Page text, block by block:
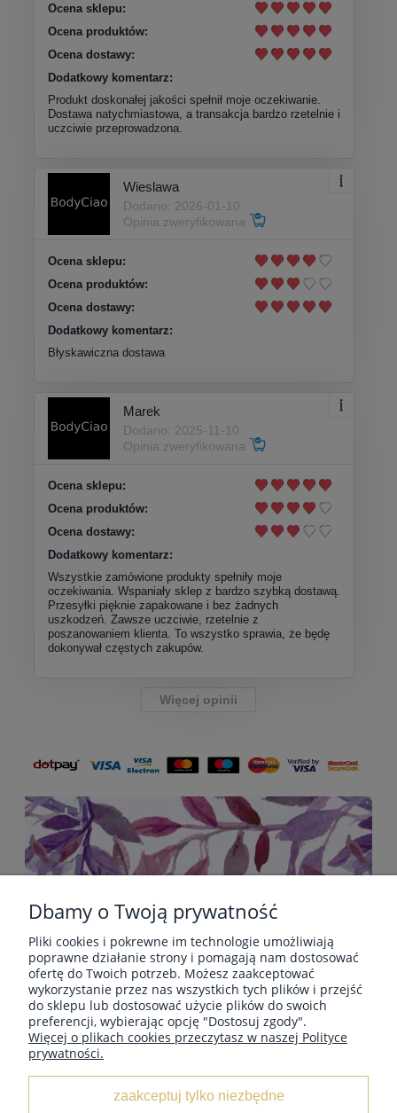
Ocena sklepu:
Ocena produktów:
Ocena dostawy:
Dodatkowy komentarz:
Produkt doskonałej jakości spełnił moje oczekiwanie.
Dostawa natychmiastowa, a transakcja bardzo rzetelnie i
uczciwie przeprowadzona.
Wieslawa
Dodano: 2026-01-10
Opinia zweryfikowana
Ocena sklepu:
Ocena produktów:
Ocena dostawy:
Dodatkowy komentarz:
Błyskawiczna dostawa
Marek
Dodano: 2025-11-10
Opinia zweryfikowana
Ocena sklepu:
Ocena produktów:
Ocena dostawy:
Dodatkowy komentarz:
Wszystkie zamówione produkty spełniły moje
oczekiwania. Wspaniały sklep z bardzo szybką dostawą.
Przesyłki pięknie zapakowane i bez żadnych
uszkodzeń. Zawsze uczciwie, rzetelnie z
poszanowaniem klienta. To wszystko sprawia, że będę
dokonywał częstych zakupów.
Więcej opinii
POMOC
PŁATNOŚCI I DOSTAWA
INFORMACJE
Dbamy o Twoją prywatność
Pliki cookies i pokrewne im technologie umożliwiają
poprawne działanie strony i pomagają nam dostosować
ofertę do Twoich potrzeb. Możesz zaakceptować
wykorzystanie przez nas wszystkich tych plików i przejść
do sklepu lub dostosować użycie plików do swoich
preferencji, wybierając opcję "Dostosuj zgody".
Więcej o plikach cookies przeczytasz w naszej Polityce
prywatności.
zaakceptuj tylko niezbędne